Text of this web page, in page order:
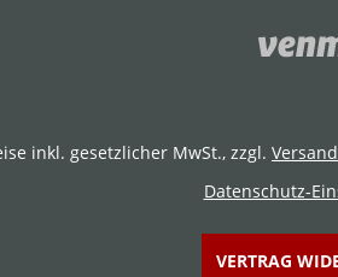
inkl. gesetzlicher MwSt., zzgl.
Datenschutz-
VERTRAG